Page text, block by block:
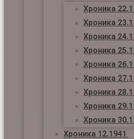
Хроника
Хроника
Хроника
Хроника
Хроника
Хроника
Хроника
Хроника
Хроника
Хроника 12.1941